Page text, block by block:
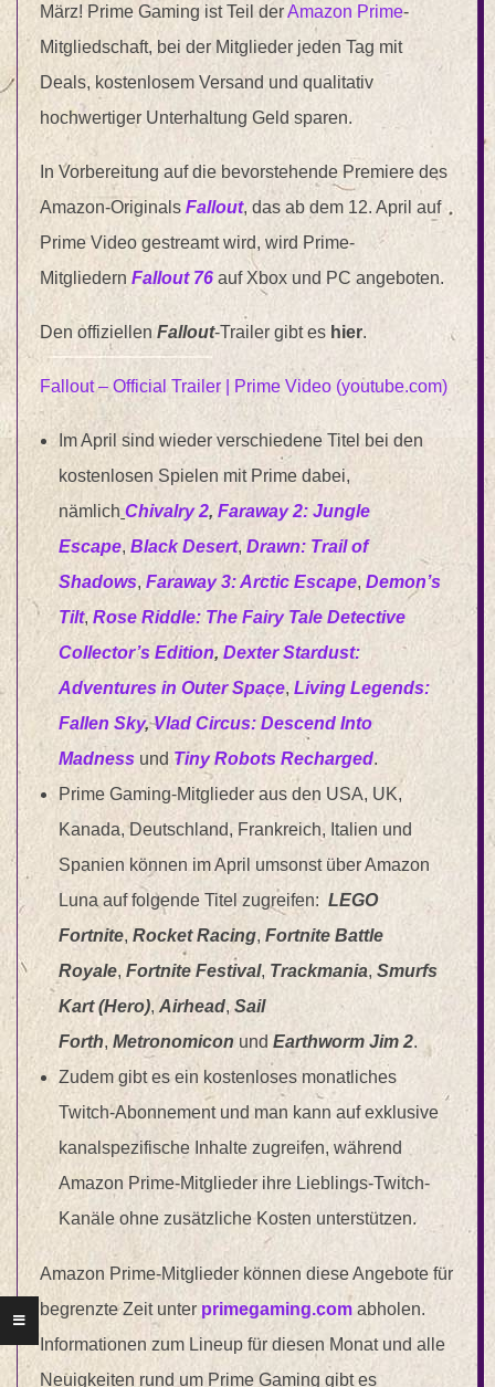
März! Prime Gaming ist Teil derAmazon Prime-
Mitgliedschaft, bei der Mitglieder jeden Tag mit
Deals, kostenlosem Versand und qualitativ
hochwertiger Unterhaltung Geld sparen.
In Vorbereitung auf die bevorstehende Premiere des
Amazon-Originals Fallout, das ab dem 12. April auf
Prime Video gestreamt wird, wird Prime-
Mitgliedern Fallout 76 auf Xbox und PC angeboten.
Den offiziellenFallout-Trailer gibt es hier.
Fallout – Official Trailer | Prime Video (youtube.com)
Im April sind wieder verschiedene Titel bei den
kostenlosen Spielen mit Prime dabei,
nämlich Chivalry 2, Faraway 2: Jungle
Escape,Black Desert,Drawn: Trail of
Shadows,Faraway 3: Arctic Escape,Demon’s
Tilt,Rose Riddle: TheFairy Tale Detective
Collector’s Edition,Dexter Stardust:
Adventures in Outer Space,Living Legends:
Fallen Sky,Vlad Circus: Descend Into
Madness und Tiny Robots Recharged.
Prime Gaming-Mitglieder aus den USA, UK,
Kanada, Deutschland, Frankreich, Italien und
Spanien können im April umsonst über Amazon
Luna auf folgende Titel zugreifen:LEGO
Fortnite, Rocket Racing, Fortnite Battle
Royale, Fortnite Festival, Trackmania, Smurfs
Kart (Hero), Airhead,Sail
Forth, Metronomicon und Earthworm Jim 2.
Zudem gibt es ein kostenloses monatliches
Twitch-Abonnement und man kann auf exklusive
kanalspezifische Inhalte zugreifen, während
Amazon Prime-Mitglieder ihre Lieblings-Twitch-
Kanäle ohne zusätzliche Kosten unterstützen.
Amazon Prime-Mitglieder können diese Angebote für
begrenzte Zeit unter primegaming.com abholen.
Informationen zum Lineup für diesen Monat und alle
Neuigkeiten rund um Prime Gaming gibt es